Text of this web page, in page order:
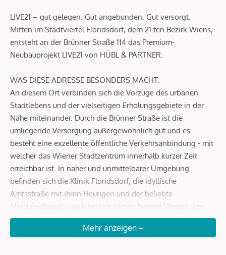
LIVE21 – gut gelegen. Gut angebunden. Gut versorgt.
Mitten im Stadtviertel Floridsdorf, dem 21.ten Bezirk Wiens,
entsteht an der Brünner Straße 114 das Premium-
Neubauprojekt LIVE21 von HÜBL & PARTNER.
WAS DIESE ADRESSE BESONDERS MACHT:
An diesem Ort verbinden sich die Vorzüge des urbanen
Stadtlebens und der vielseitigen Erholungsgebiete in der
Nähe miteinander. Durch die Brünner Straße ist die
umliegende Versorgung außergewöhnlich gut und es
besteht eine exzellente öffentliche Verkehrsanbindung - mit
welcher das Wiener Stadtzentrum innerhalb kurzer Zeit
erreichbar ist. In naher und unmittelbarer Umgebung
befinden sich die Klinik Floridsdorf, die idyllische
Amtsstraße mit ihren Heurigen und der beliebte
Marchfeldkanal – welcher mit seinen breiten Wegen, am
Gerasdorfer Badeteich vorbei bis zum barocken Schloß Hof
führt. Das Erholungsgebiet Donauinsel & alte Donau mit
Mehr anzeigen +